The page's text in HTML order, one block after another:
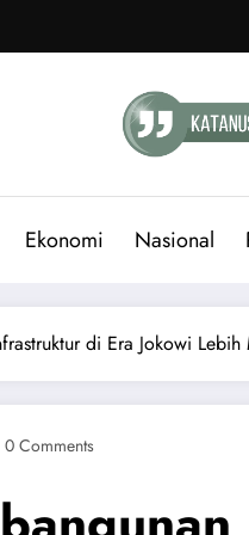
Ekonomi Nasional
di Era Jokowi
0 Comments